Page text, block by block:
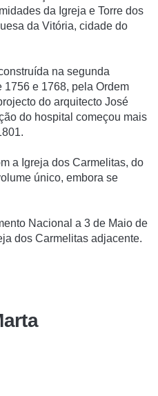
da Igreja e Torre dos
da Vitória, cidade do
na segunda
1756 e 1768, pela Ordem
do arquitecto José
do hospital começou mais
a Igreja dos Carmelitas, do
único, embora se
Nacional a 3 de Maio de
dos Carmelitas adjacente.